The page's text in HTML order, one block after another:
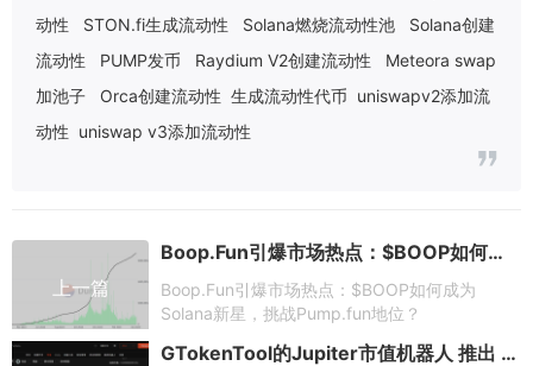
动性
STON.fi生成流动性 Solana燃烧流动性池
Solana创建
流动性
PUMP发币 Raydium V2创建流动性
Meteora swap
加池子
Orca创建流动性 生成流动性代币 uniswapv2添加流
动性 uniswap v3添加流动性
上一篇
Boop.Fun引爆市场热点：$BOOP如何成为Solana新星，挑战Pump.fun地位？
Boop.Fun引爆市场热点：$BOOP如何成为
Solana新星，挑战Pump.fun地位？
GTokenTool的Jupiter市值机器人 推出 支持 Boop.Fun